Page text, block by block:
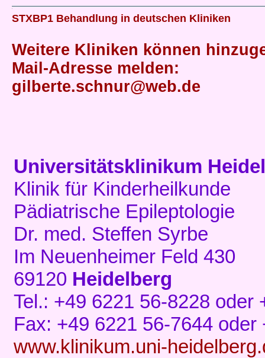
STXBP1 Behandlung in deutschen Kliniken
Weitere Kliniken können
Mail-Adresse melden:
gilberte.schnur@web.de
Universitätsklinikum
Klinik für Kinderheilkunde
Pädiatrische Epileptologie
Dr. med. Steffen Syrbe
Im Neuenheimer Feld 430
69120 Heidelberg
Tel.: +49 6221 56-8228 oder
Fax: +49 6221 56-7644 oder
www.klinikum.uni-